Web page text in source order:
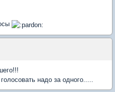
надо за одного.....